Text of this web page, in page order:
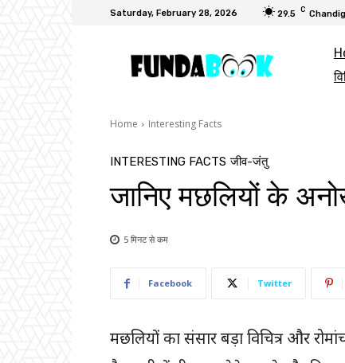
Saturday, February 28, 2026 29.5 C
Home Interesting Facts
INTERESTING FACTS जीव-जंतु
जानिए मछलियों के
5 मिनट सेकम
Facebook Twitter
मछलियों का संसार बड़ा विचित्र और